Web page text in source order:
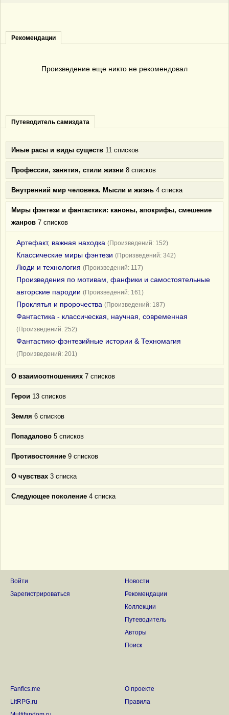
Рекомендации
Произведение еще никто не рекомендовал
Путеводитель самиздата
Иные расы и виды существ 11 списков
Профессии, занятия, стили жизни 8 списков
Внутренний мир человека. Мысли и жизнь 4 списка
Миры фэнтези и фантастики: каноны, апокрифы, смешение
жанров 7 списков
Артефакт, важная находка (Произведений: 152)
Классические миры фэнтези (Произведений: 342)
Люди и технология (Произведений: 117)
Произведения по мотивам, фанфики и самостоятельные
авторские пародии (Произведений: 161)
Проклятья и пророчества (Произведений: 187)
Фантастика - классическая, научная, современная
(Произведений: 252)
Фантастико-фэнтезийные истории & Техномагия
(Произведений: 201)
О взаимоотношениях 7 списков
Герои 13 списков
Земля 6 списков
Попадалово 5 списков
Противостояние 9 списков
О чувствах 3 списка
Следующее поколение 4 списка
Войти
Зарегистрироваться
Новости
Рекомендации
Коллекции
Путеводитель
Авторы
Поиск
Fanfics.me
LitRPG.ru
О проекте
Правила